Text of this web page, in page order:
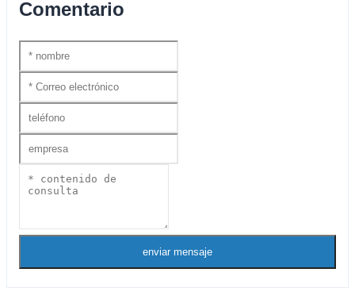
Comentario
enviar mensaje